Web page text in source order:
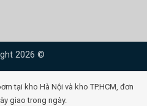
2026 ©
tại kho Hà Nội và kho TP.HCM, đơn
giao trong ngày.